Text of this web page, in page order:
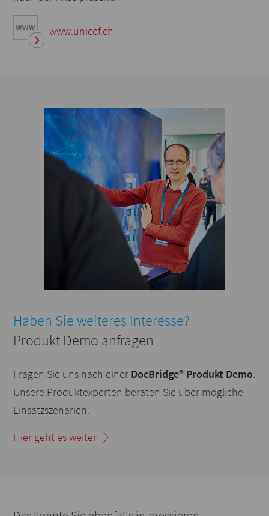
www.unicef.ch
Haben Sie weiteres Interesse?
Produkt Demo anfragen
Fragen Sie uns nach einer DocBridge® Produkt Demo.
Unsere Produktexperten beraten Sie über mögliche
Einsatzszenarien.
Hier geht es weiter